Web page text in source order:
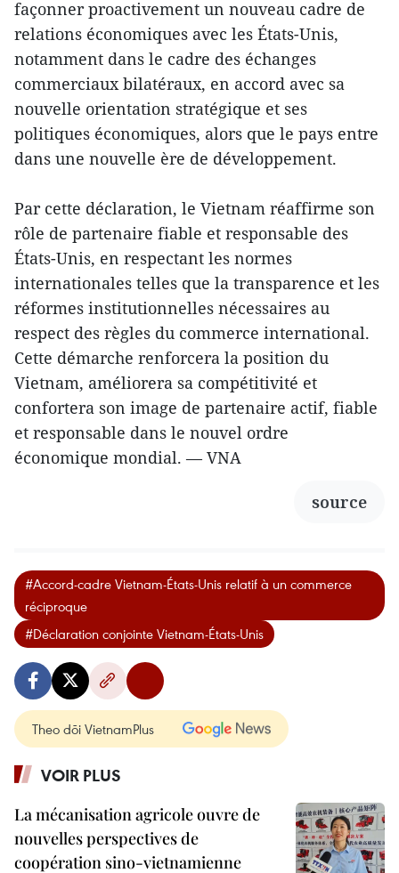
façonner proactivement un nouveau cadre de
relations économiques avec les États-Unis,
notamment dans le cadre des échanges
commerciaux bilatéraux, en accord avec sa
nouvelle orientation stratégique et ses
politiques économiques, alors que le pays entre
dans une nouvelle ère de développement.
Par cette déclaration, le Vietnam réaffirme son
rôle de partenaire fiable et responsable des
États-Unis, en respectant les normes
internationales telles que la transparence et les
réformes institutionnelles nécessaires au
respect des règles du commerce international.
Cette démarche renforcera la position du
Vietnam, améliorera sa compétitivité et
confortera son image de partenaire actif, fiable
et responsable dans le nouvel ordre
économique mondial. — VNA
source
#Accord-cadre Vietnam-États-Unis relatif à un commerce
réciproque
#Déclaration conjointe Vietnam-États-Unis
Theo dõi VietnamPlus
VOIR PLUS
La mécanisation agricole ouvre de
nouvelles perspectives de
coopération sino-vietnamienne